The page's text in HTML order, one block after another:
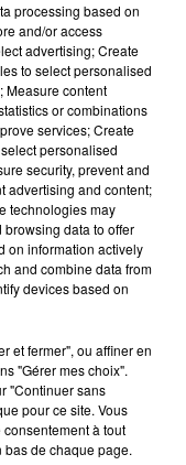
25 min 20 sec
3
Rendez-vous
processing based on
and/or access
advertising; Create
to select personalised
Measure content
or combinations
services; Create
personalised
security, prevent and
advertising and content;
technologies may
data to offer
on information actively
and combine data from
devices based on
et fermer", ou affiner en
"Gérer mes choix".
"Continuer sans
pour ce site. Vous
à tout
bas de chaque page.